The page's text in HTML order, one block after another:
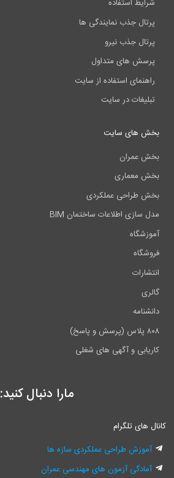
شرایط استفاده
پرتال جذب نمایندگی ها
پرتال جذب نیرو
پرسش های متداول
راهنمای استفاده از سایت
تبلیغات در سایت
بخش های سایت
بخش عمران
بخش معماری
بخش طراحی عملکردی
مدل سازی اطلاعات ساختمان BIM
آموزشگاه
فروشگاه
انتشارات
گالری
دانشنامه
۸۰۸ پلاس (پرسش و پاسخ)
کاریابی و آگهی های شغلی
مارا دنبال کنید:
کانال های تلگرام
آموزش طراحی عملکردی سازه ها
آمادگی آزمون های مهندسی عمران